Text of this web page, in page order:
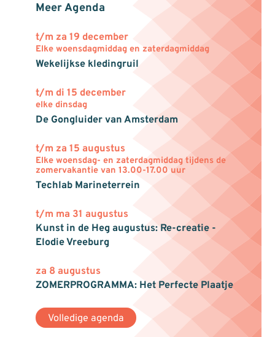
Meer Agenda
t/m za 19 december
Elke woensdagmiddag en zaterdagmiddag
Wekelijkse kledingruil
t/m di 15 december
elke dinsdag
De Gongluider van Amsterdam
t/m za 15 augustus
Elke woensdag- en zaterdagmiddag tijdens de
zomervakantie van 13.00-17.00 uur
Techlab Marineterrein
t/m ma 31 augustus
Kunst in de Heg augustus: Re-creatie -
Elodie Vreeburg
za 8 augustus
ZOMERPROGRAMMA: Het Perfecte Plaatje
Volledige agenda